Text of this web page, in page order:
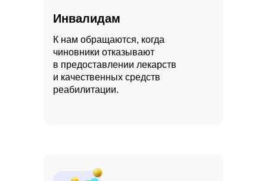
К нам обращаются, когда
чиновники отказывают
в предоставлении лекарств
и качественных средств
реабилитации.
Инвалидам